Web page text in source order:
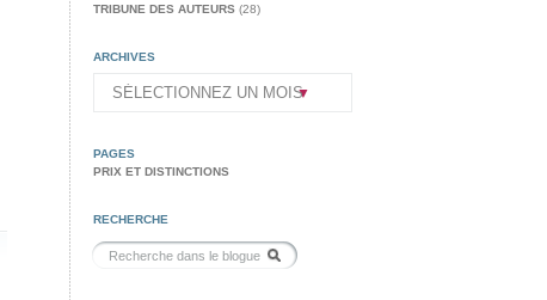
TRIBUNE DES AUTEURS (28)
ARCHIVES
PAGES
PRIX ET DISTINCTIONS
RECHERCHE